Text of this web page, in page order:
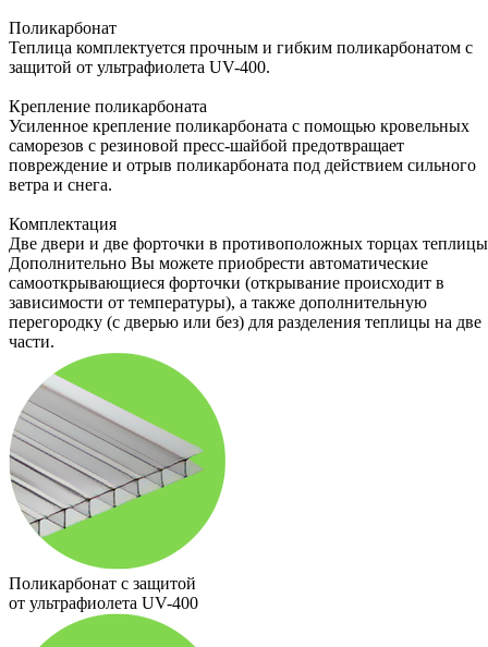
Поликарбонат
Теплица комплектуется прочным и гибким поликарбонатом с
защитой от ультрафиолета UV-400.
Крепление поликарбоната
Усиленное крепление поликарбоната с помощью кровельных
саморезов с резиновой пресс-шайбой предотвращает
повреждение и отрыв поликарбоната под действием сильного
ветра и снега.
Комплектация
Две двери и две форточки в противоположных торцах
Дополнительно Вы можете приобрести автоматические
самооткрывающиеся форточки (открывание происходит в
зависимости от температуры), а также дополнительную
перегородку (с дверью или без) для разделения теплицы на две
части.
Поликарбонат с защитой
от ультрафиолета UV-400